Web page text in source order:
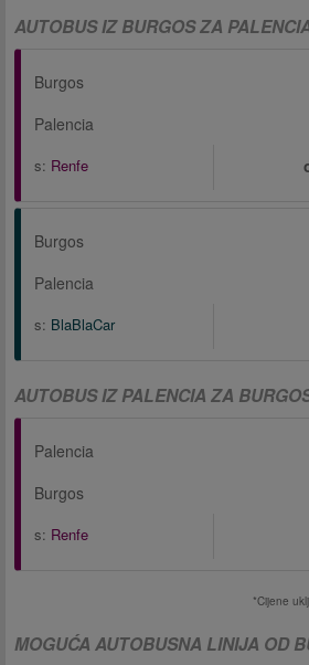
AUTOBUS IZ BURGOS ZA
Burgos
Palencia
s: Renfe
Burgos
Palencia
s: BlaBlaCar
AUTOBUS IZ PALENCIA ZA
Palencia
Burgos
s: Renfe
*Cijene
MOGUĆA AUTOBUSNA LINIJA OD